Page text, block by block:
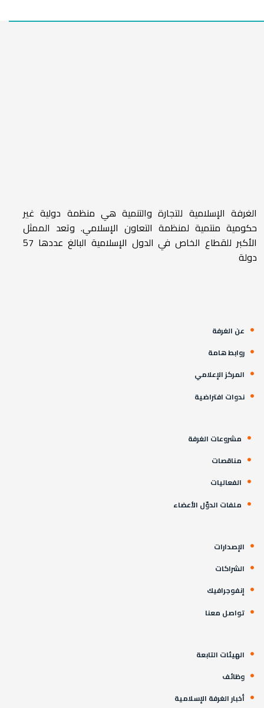
الغرفة الإسلامية للتجارة والتنمية هي منظمة دولية غير
حكومية منتمية لمنظمة التعاون الإسلامي. وتعد الممثل
الأكبر للقطاع الخاص في الدول الإسلامية البالغ عددها 57
دولة
عن الغرفة
روابط هامة
المركز الإعلامي
ندوات افتراضية
مشروعات الغرفة
مناقصات
الفعاليات
ملفات الدوّل الأعضاء
الإصدارات
الشراكات
إنفوجرافيك
تواصل معنا
الهيئات التابعة
وظائف
أخبار الغرفة الإسلامية